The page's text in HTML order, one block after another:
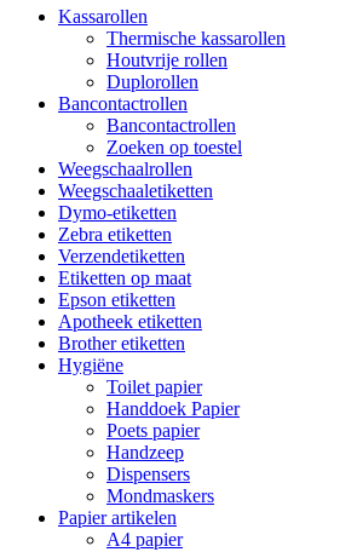
Kassarollen
Thermische kassarollen
Houtvrije rollen
Duplorollen
Bancontactrollen
Bancontactrollen
Zoeken op toestel
Weegschaalrollen
Weegschaaletiketten
Dymo-etiketten
Zebra etiketten
Verzendetiketten
Etiketten op maat
Epson etiketten
Apotheek etiketten
Brother etiketten
Hygiëne
Toilet papier
Handdoek Papier
Poets papier
Handzeep
Dispensers
Mondmaskers
Papier artikelen
A4 papier